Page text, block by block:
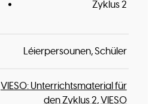
Zyklus 2
Léierpersounen Schüler
VIESO: Unterrichtsmaterial für
den Zyklus 2 VIESO